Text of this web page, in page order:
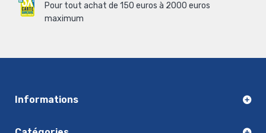
Pour tout achat de 150 euros à 2000 euros
maximum
Informations